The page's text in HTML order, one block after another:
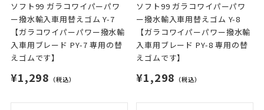
ソフト99 ガラコワイパーパワ
ー撥水輸入車用替えゴム Y-7
【ガラコワイパーパワー撥水輸
入車用ブレード PY-7 専用の替
えゴムです】
¥1,298 （税込）
ソフト99 ガラコワイパーパワ
ー撥水輸入車用替えゴム Y-8
【ガラコワイパーパワー撥水輸
入車用ブレード PY-8 専用の替
えゴムです】
¥1,298 （税込）